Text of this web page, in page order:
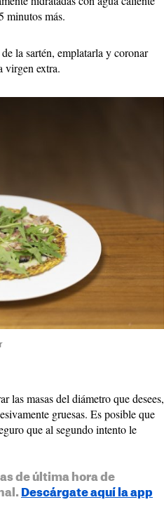
minutos más.
la sartén, emplatarla y coronar
virgen extra.
las masas del diámetro que desees,
gruesas. Es posible que
que al segundo intento le
de última hora de
Descárgate aquí la app